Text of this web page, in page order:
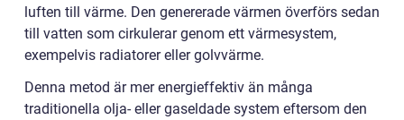
luften till värme. Den genererade värmen överförs sedan
till vatten som cirkulerar genom ett värmesystem,
exempelvis radiatorer eller golvvärme.
Denna metod är mer energieffektiv än många
traditionella olja- eller gaseldade system eftersom den